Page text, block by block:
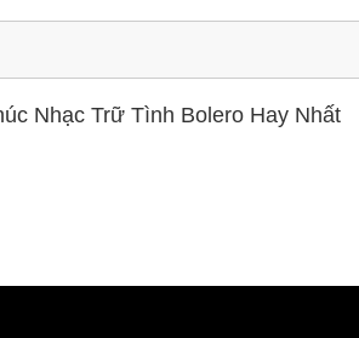
Nhạc Trữ Tình Bolero Hay Nhất